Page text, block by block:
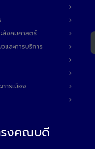
สังคมศาสตร์
และการบริการ
ารเมือง
รงคณบดี